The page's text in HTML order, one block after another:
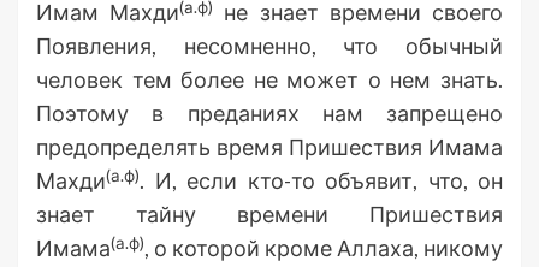
Имам Махди(а.ф)
не знает времени своего
Появления, несомненно, что обычный
человек тем более не может о нем знать.
Поэтому в преданиях нам запрещено
предопределять время Пришествия Имама
Махди(а.ф). И, если кто-то объявит, что, он
знает тайну времени Пришествия
Имама(а.ф), о которой кроме Аллаха, никому